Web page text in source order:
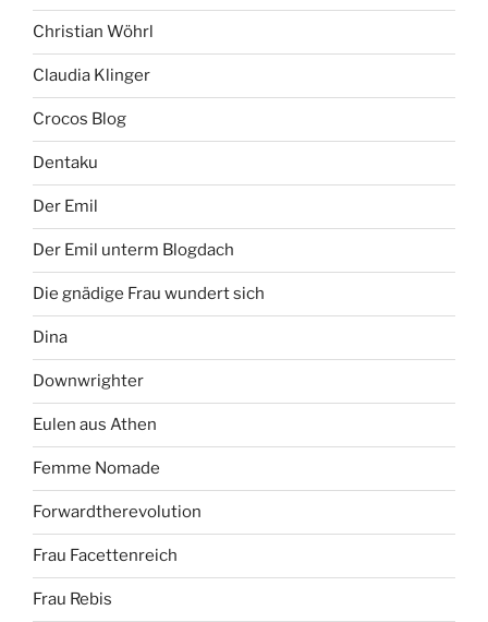
Christian Wöhrl
Claudia Klinger
Crocos Blog
Dentaku
Der Emil
Der Emil unterm Blogdach
Die gnädige Frau wundert sich
Dina
Downwrighter
Eulen aus Athen
Femme Nomade
Forwardtherevolution
Frau Facettenreich
Frau Rebis